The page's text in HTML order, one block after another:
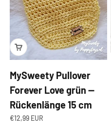
MySweety Pullover
Forever Love grün —
Rückenlänge 15 cm
Angebot
€12,99 EUR